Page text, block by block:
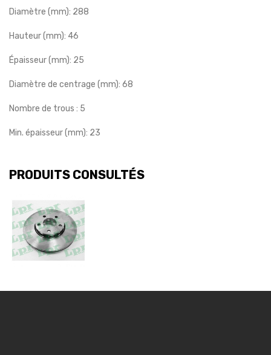
Diamètre (mm): 288
Hauteur (mm): 46
Épaisseur (mm): 25
Diamètre de centrage (mm): 68
Nombre de trous : 5
Min. épaisseur (mm): 23
PRODUITS CONSULTÉS